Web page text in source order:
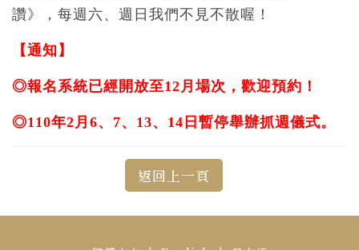
讚》， 每週六、週日 我們不見不散喔！
【通知】
◎報名系統已經開放至12 月場次 ，歡迎預約！
◎110年2月6、7、13、14日暫停舉辦抓週儀式。
返回上一頁